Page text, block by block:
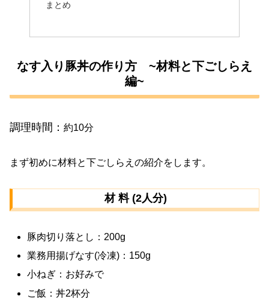
まとめ
なす入り豚丼の作り方 ~材料と下ごしらえ
編~
調理時間： 約10分
まず初めに材料と下ごしらえの紹介をします。
材 料 (2人分)
豚肉切り落とし：200g
業務用揚げなす(冷凍)：150g
小ねぎ：お好みで
ご飯：丼2杯分